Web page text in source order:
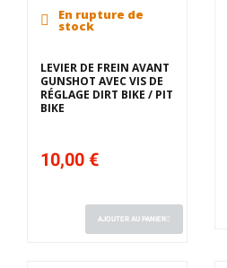
En rupture de
stock
LEVIER DE FREIN AVANT
GUNSHOT AVEC VIS DE
RÉGLAGE DIRT BIKE / PIT
BIKE
10,00 €
AJOUTER AU PANIER